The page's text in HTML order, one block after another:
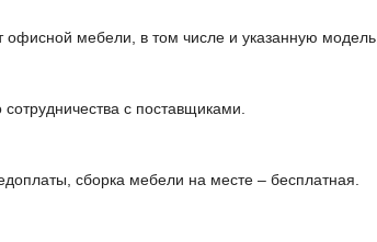
мебели, в том числе и указанную модель.
с поставщиками.
сборка мебели на месте – бесплатная.